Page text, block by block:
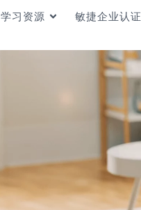
学习资源 敏捷企业认证